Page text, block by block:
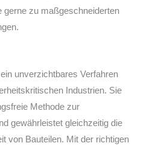
gerne zu maßgeschneiderten
unverzichtbares Verfahren
Industrien. Sie
Methode zur
gewährleistet gleichzeitig die
von Bauteilen. Mit der richtigen